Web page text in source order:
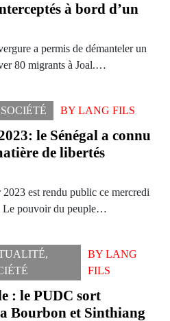
à bord d’un
a permis de démanteler un
80 migrants à Joal.…
SOCIÉTÉ BY LANG FILS
le Sénégal a connu
de libertés
est rendu public ce mercredi
Le pouvoir du peuple…
,
BYLANG
FILS
: le PUDC sort
Bourbon et Sinthiang